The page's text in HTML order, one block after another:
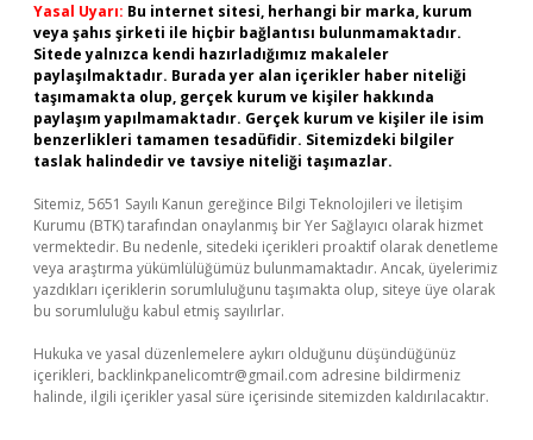
Yasal Uyarı: Bu internet sitesi, herhangi bir marka, kurum
veya şahıs şirketi ile hiçbir bağlantısı bulunmamaktadır.
Sitede yalnızca kendi hazırladığımız makaleler
paylaşılmaktadır. Burada yer alan içerikler haber niteliği
taşımamakta olup, gerçek kurum ve kişiler hakkında
paylaşım yapılmamaktadır. Gerçek kurum ve kişiler ile isim
benzerlikleri tamamen tesadüfidir. Sitemizdeki bilgiler
taslak halindedir ve tavsiye niteliği taşımazlar.
Sitemiz, 5651 Sayılı Kanun gereğince Bilgi Teknolojileri ve İletişim
Kurumu (BTK) tarafından onaylanmış bir Yer Sağlayıcı olarak hizmet
vermektedir. Bu nedenle, sitedeki içerikleri proaktif olarak denetleme
veya araştırma yükümlülüğümüz bulunmamaktadır. Ancak, üyelerimiz
yazdıkları içeriklerin sorumluluğunu taşımakta olup, siteye üye olarak
bu sorumluluğu kabul etmiş sayılırlar.
Hukuka ve yasal düzenlemelere aykırı olduğunu düşündüğünüz
içerikleri, backlinkpanelicomtr@gmail.com adresine bildirmeniz
halinde, ilgili içerikler yasal süre içerisinde sitemizden kaldırılacaktır.